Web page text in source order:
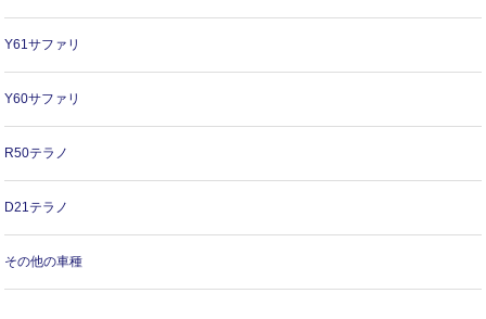
Y61サファリ
Y60サファリ
R50テラノ
D21テラノ
その他の車種